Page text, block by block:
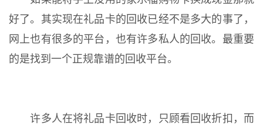
好了。其实现在礼品卡的回收已经不是多大的事了，
网上也有很多的平台，也有许多私人的回收。最重要
的是找到一个正规靠谱的回收平台。
许多人在将礼品卡回收时，只顾看回收折扣，而